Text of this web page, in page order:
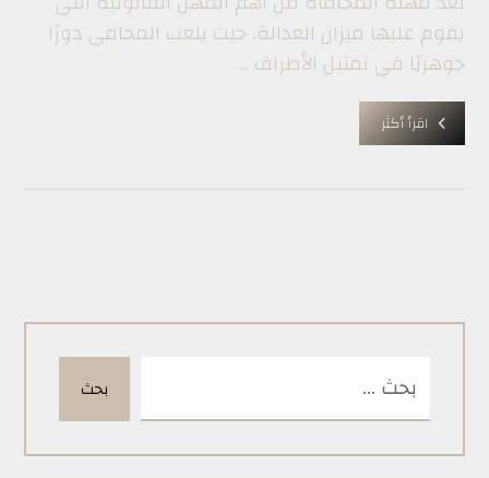
يقوم عليها ميزان العدالة، حيث يلعب المحامي دورًا
جوهريًا في تمثيل الأطراف ...
اقرأ أكثر
بحث